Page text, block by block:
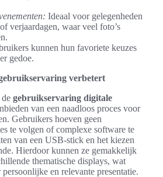
Ideaal voor gelegenheden
verjaardagen, waar veel foto’s
kunnen hun favoriete keuzes
gedoe.
verbetert
gebruikservaring digitale
van een naadloos proces voor
Gebruikers hoeven geen
te volgen of complexe software te
van een USB-stick en het kiezen
Hierdoor kunnen ze gemakkelijk
thematische displays, wat
en relevante presentatie.